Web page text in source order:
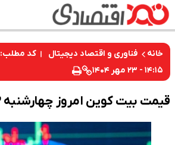
خانه فناوری و اقتصاد دیجیتال
کد مطلب: ۲۱۵۹۹۱۸
۱۴:۱۵ - ۲۳ مهر ۱۴۰۴
قیمت بیت کوین امروز چهارشنبه ۲۳ مهرماه ۱۴۰۴